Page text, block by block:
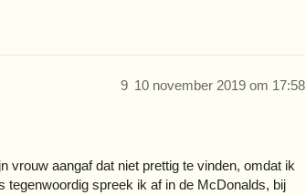
10 november 2019 om 17:58
9
vrouw aangaf dat niet prettig te vinden, omdat ik
spreek ik af in de McDonalds, bij